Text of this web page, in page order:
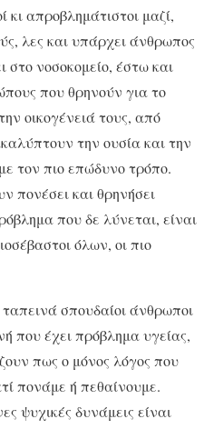
κι απροβλημάτιστοι μαζί,
λες και υπάρχει άνθρωπος
στο νοσοκομείο, έστω και
που θρηνούν για το
οικογένειά τους, από
την ουσία και την
τον πιο επώδυνο τρόπο.
πονέσει και θρηνήσει
που δε λύνεται, είναι
όλων, οι πιο
σπουδαίοι άνθρωποι
που έχει πρόβλημα υγείας,
πως ο μόνος λόγος που
πονάμε ή πεθαίνουμε.
ψυχικές δυνάμεις είναι